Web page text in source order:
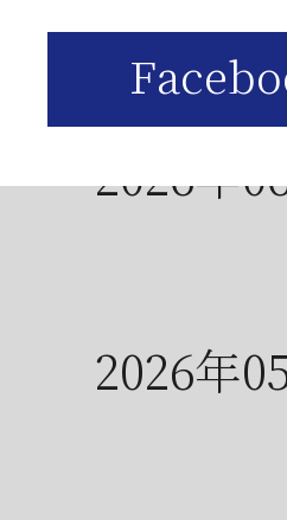
2026年
2026年